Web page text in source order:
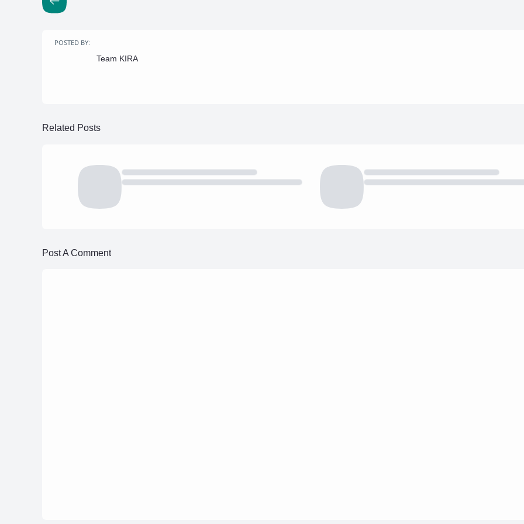
POSTED BY:
Team KIRA
Related Posts
Post A Comment